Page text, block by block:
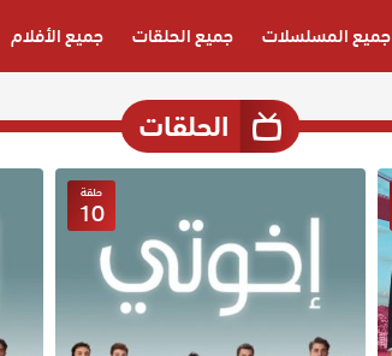
جميع المسلسلات جميع الحلقات جميع الأفلام
الحلقات
حلقة
10